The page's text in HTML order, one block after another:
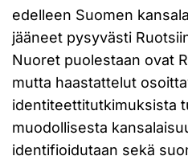
edelleen Suomen
jääneet pysyvästi
Nuoret puolestaan ovat
mutta haastattelut
identiteettitutkimuksista
muodollisesta
identifioidutaan sekä